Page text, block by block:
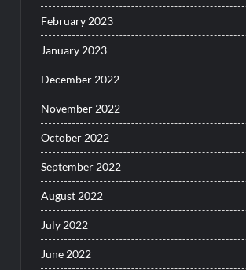
February 2023
January 2023
December 2022
November 2022
October 2022
September 2022
August 2022
July 2022
June 2022